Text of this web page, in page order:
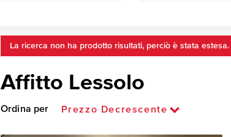
La ricerca non ha prodotto risultati, perciò è stata estesa.
Affitto Lessolo
Ordina per Prezzo Decrescente